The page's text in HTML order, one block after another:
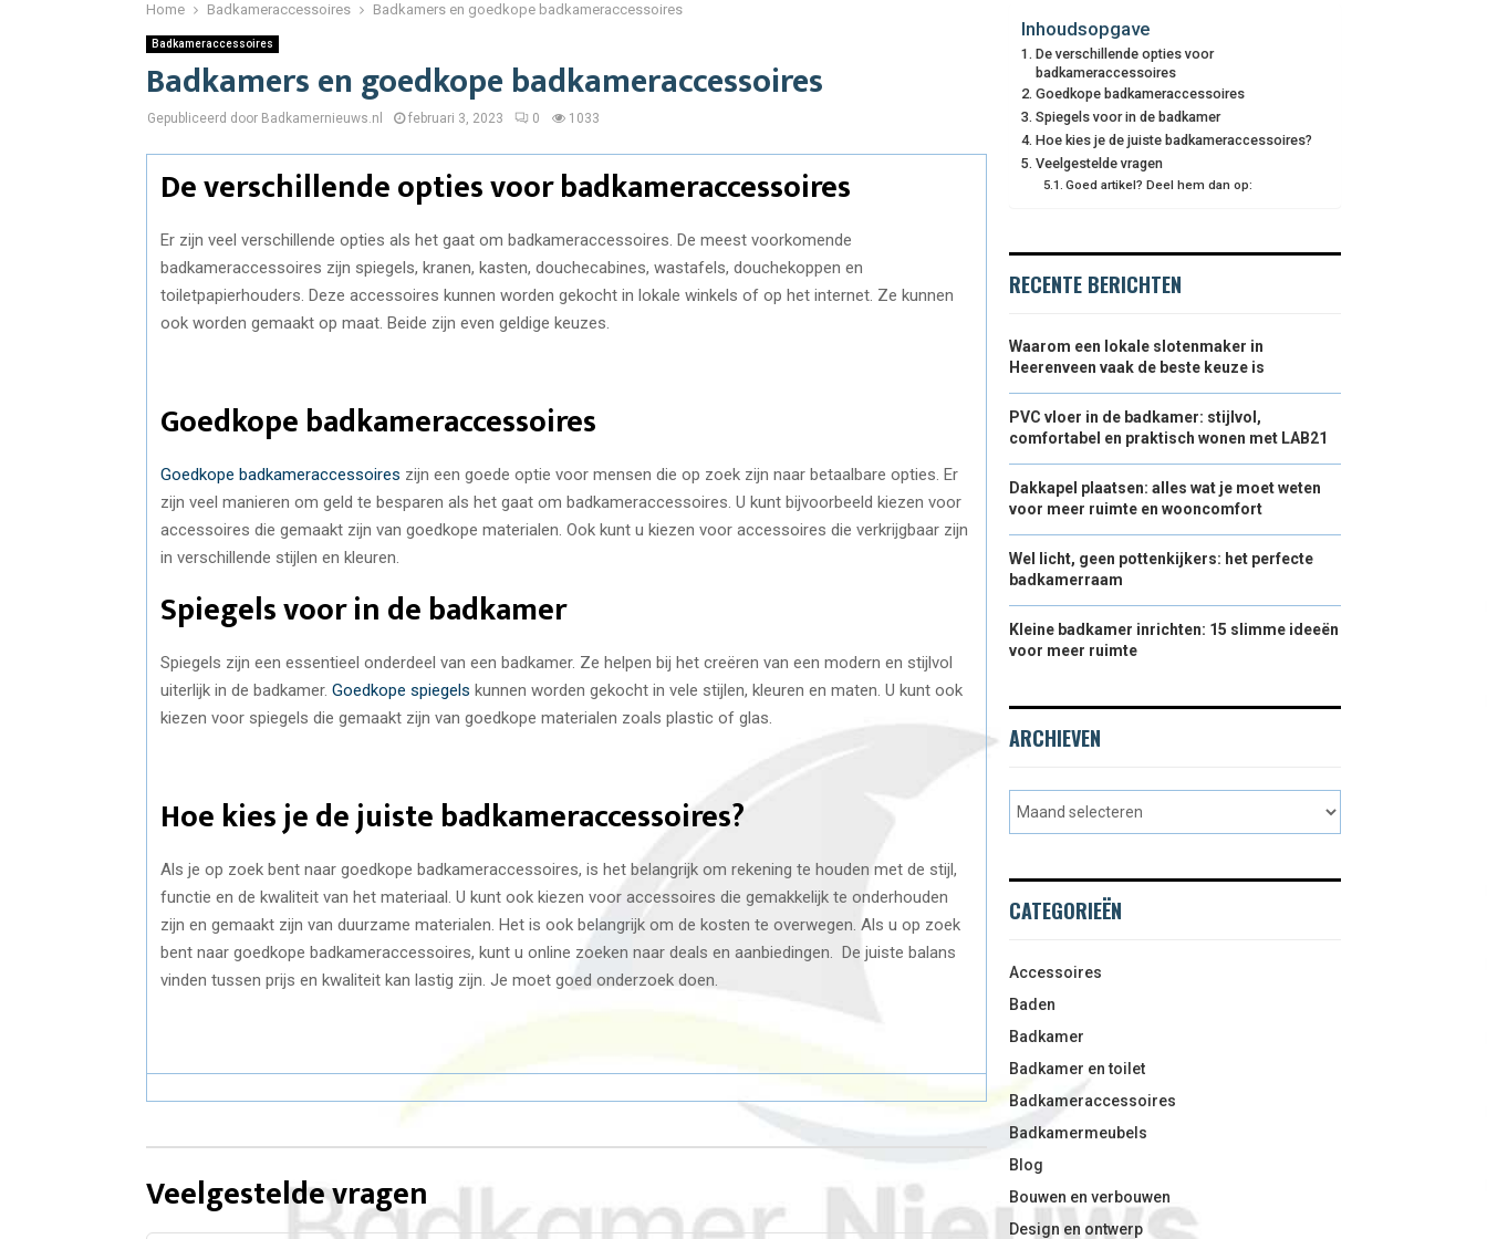
Home Badkameraccessoires Badkamers en goedkope badkameraccessoires
Badkameraccessoires
Badkamers en goedkope badkameraccessoires
Gepubliceerd door Badkamernieuws.nl februari 3, 2023 0 1033
De verschillende opties voor badkameraccessoires
Er zijn veel verschillende opties als het gaat om badkameraccessoires. De meest voorkomende
badkameraccessoires zijn spiegels, kranen, kasten, douchecabines, wastafels, douchekoppen en
toiletpapierhouders. Deze accessoires kunnen worden gekocht in lokale winkels of op het internet. Ze kunnen
ook worden gemaakt op maat. Beide zijn even geldige keuzes.
Goedkope badkameraccessoires
Goedkope badkameraccessoires zijn een goede optie voor mensen die op zoek zijn naar betaalbare opties. Er
zijn veel manieren om geld te besparen als het gaat om badkameraccessoires. U kunt bijvoorbeeld kiezen voor
accessoires die gemaakt zijn van goedkope materialen. Ook kunt u kiezen voor accessoires die verkrijgbaar zijn
in verschillende stijlen en kleuren.
Spiegels voor in de badkamer
Spiegels zijn een essentieel onderdeel van een badkamer. Ze helpen bij het creëren van een modern en stijlvol
uiterlijk in de badkamer. Goedkope spiegels kunnen worden gekocht in vele stijlen, kleuren en maten. U kunt ook
kiezen voor spiegels die gemaakt zijn van goedkope materialen zoals plastic of glas.
Hoe kies je de juiste badkameraccessoires?
Als je op zoek bent naar goedkope badkameraccessoires, is het belangrijk om rekening te houden met de stijl,
functie en de kwaliteit van het materiaal. U kunt ook kiezen voor accessoires die gemakkelijk te onderhouden
zijn en gemaakt zijn van duurzame materialen. Het is ook belangrijk om de kosten te overwegen. Als u op zoek
bent naar goedkope badkameraccessoires, kunt u online zoeken naar deals en aanbiedingen. De juiste balans
vinden tussen prijs en kwaliteit kan lastig zijn. Je moet goed onderzoek doen.
Veelgestelde vragen
Inhoudsopgave
De verschillende opties voor
badkameraccessoires
Goedkope badkameraccessoires
Spiegels voor in de badkamer
Hoe kies je de juiste badkameraccessoires?
Veelgestelde vragen
Goed artikel? Deel hem dan op:
RECENTE BERICHTEN
Waarom een lokale slotenmaker in
Heerenveen vaak de beste keuze is
PVC vloer in de badkamer: stijlvol,
comfortabel en praktisch wonen met LAB21
Dakkapel plaatsen: alles wat je moet weten
voor meer ruimte en wooncomfort
Wel licht, geen pottenkijkers: het perfecte
badkamerraam
Kleine badkamer inrichten: 15 slimme ideeën
voor meer ruimte
ARCHIEVEN
CATEGORIEËN
Accessoires
Baden
Badkamer
Badkamer en toilet
Badkameraccessoires
Badkamermeubels
Blog
Bouwen en verbouwen
Design en ontwerp